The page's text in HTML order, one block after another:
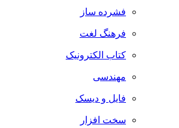
فشرده ساز
فرهنگ لغت
کتاب الکترونیک
مهندسی
فایل و دیسک
سخت افزار